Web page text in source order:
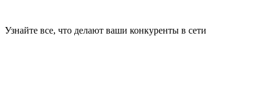
Узнайте все, что делают ваши конкуренты в сети